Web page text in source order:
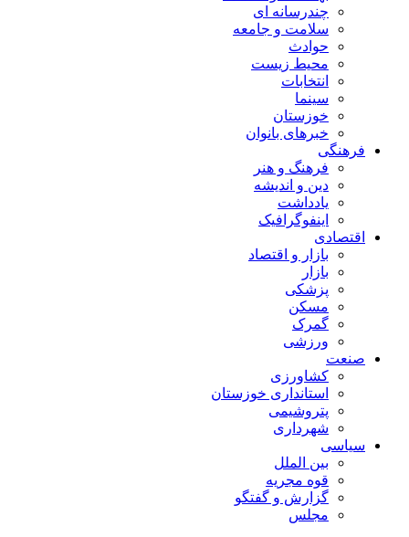
چندرسانه ای
سلامت و جامعه
حوادث
محیط زیست
انتخابات
سینما
خوزستان
خبرهای بانوان
فرهنگی
فرهنگ و هنر
دین و اندیشه
یادداشت
اینفوگرافیک
اقتصادی
بازار و اقتصاد
بازار
پزشکی
مسکن
گمرک
ورزشی
صنعت
کشاورزی
استانداری خوزستان
پتروشیمی
شهرداری
سیاسی
بین الملل
قوه مجریه
گزارش و گفتگو
مجلس